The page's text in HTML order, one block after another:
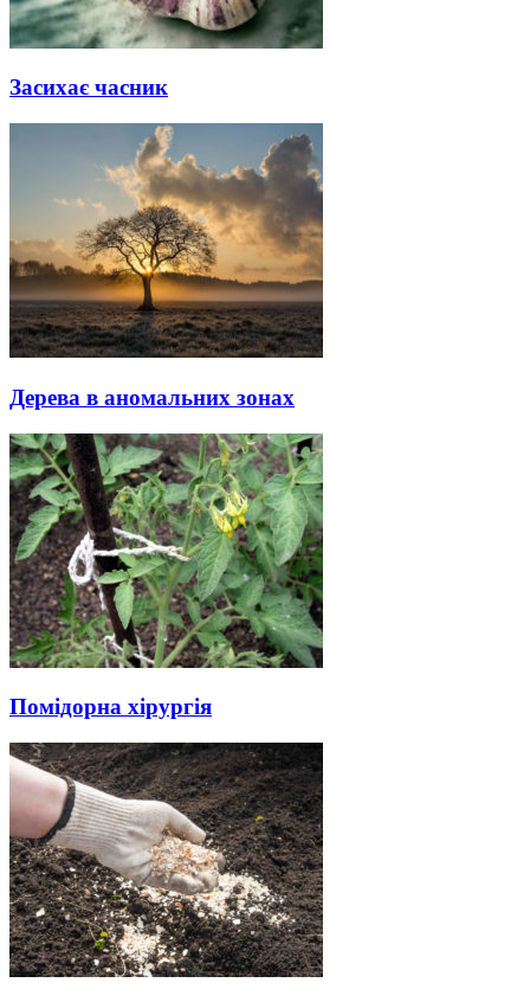
Засихає часник
Дерева в аномальних зонах
Помідорна хірургія